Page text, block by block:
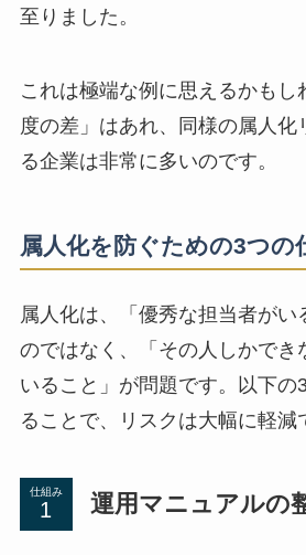
至りました。
これは極端な例に思えるかもし
度の差」はあれ、同様の属人化
る企業は非常に多いのです。
属人化を防ぐための3つの
属人化は、「優秀な担当者がい
のではなく、「その人しかでき
いること」が問題です。以下の
ることで、リスクは大幅に軽減
仕組み 運用マニュアルの